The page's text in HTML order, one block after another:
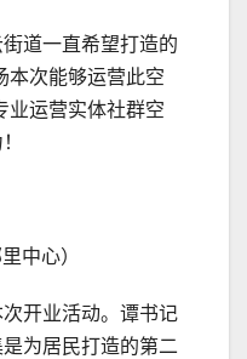
道一直希望打造的
本次能够运营此空
业运营实体社群空
中心）
开业活动。谭书记
为居民打造的第二